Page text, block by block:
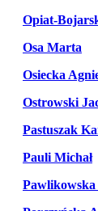
Opiat-
Osa Marta
Osiecka
Ostrowski
Pastuszak
Pauli Michał
Pawlikowska